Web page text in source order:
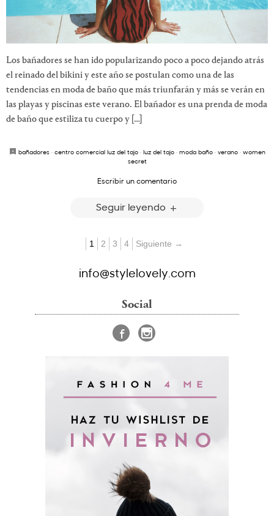
Los bañadores se han ido popularizando poco a poco dejando atrás
el reinado del bikini y este año se postulan como una de las
tendencias en moda de baño que más triunfarán y más se verán en
las playas y piscinas este verano. El bañador es una prenda de moda
de baño que estiliza tu cuerpo y […]
bañadores· centro comercial luz del tajo· luz del tajo· moda baño· verano· women
secret
Escribir un comentario
Seguir leyendo
1 2 3 4 Siguiente →
info@stylelovely.com
Social